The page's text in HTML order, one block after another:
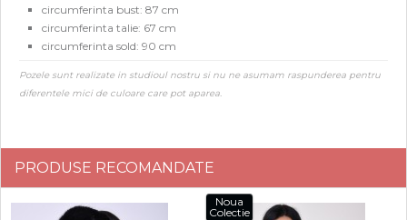
circumferinta bust: 87 cm
circumferinta talie: 67 cm
circumferinta sold: 90 cm
Pozele sunt realizate in studioul nostru si nu ne asumam raspunderea pentru
diferentele mici de culoare care pot aparea.
PRODUSE RECOMANDATE
Noua
Colectie